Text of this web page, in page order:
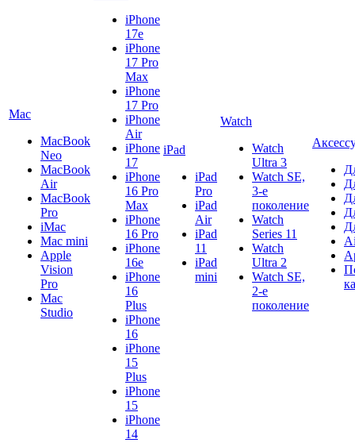
Mac
MacBook
Neo
MacBook
Air
MacBook
Pro
iMac
Mac mini
Apple
Vision
Pro
Mac
Studio
iPhone
17e
iPhone
17 Pro
Max
iPhone
17 Pro
iPhone
Air
iPhone
17
iPhone
16 Pro
Max
iPhone
16 Pro
iPhone
16e
iPhone
16
Plus
iPhone
16
iPhone
15
Plus
iPhone
15
iPhone
14
iPad
iPad
Pro
iPad
Air
iPad
11
iPad
mini
Watch
Watch
Ultra 3
Watch SE,
3-е
поколение
Watch
Series 11
Watch
Ultra 2
Watch SE,
2-е
поколение